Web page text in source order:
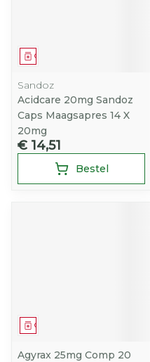
Geneesmiddel
Sandoz
Acidcare 20mg Sandoz
Caps Maagsapres 14 X
20mg
€ 14,51
Bestel
Geneesmiddel
Agyrax 25mg Comp 20